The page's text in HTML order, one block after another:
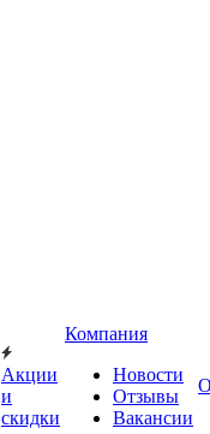
Акции
и
скидки
Компания
Новости
Отзывы
Вакансии